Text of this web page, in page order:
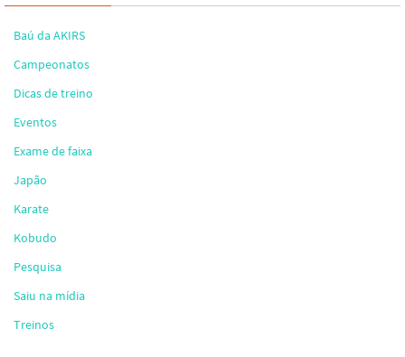
Baú da AKIRS
Campeonatos
Dicas de treino
Eventos
Exame de faixa
Japão
Karate
Kobudo
Pesquisa
Saiu na mídia
Treinos